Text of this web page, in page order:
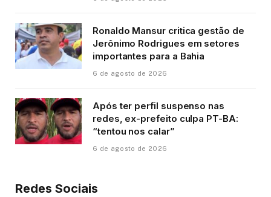
Ronaldo Mansur critica gestão de
Jerônimo Rodrigues em setores
importantes para a Bahia
6 de agosto de 2026
Após ter perfil suspenso nas
redes, ex-prefeito culpa PT-BA:
“tentou nos calar”
6 de agosto de 2026
Redes Sociais